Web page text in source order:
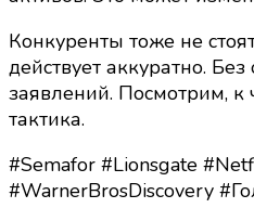
Конкуренты тоже не
действует аккуратно.
заявлений. Посмотрим, к
тактика.
#Semafor #Lionsgate
#WarnerBrosDiscovery